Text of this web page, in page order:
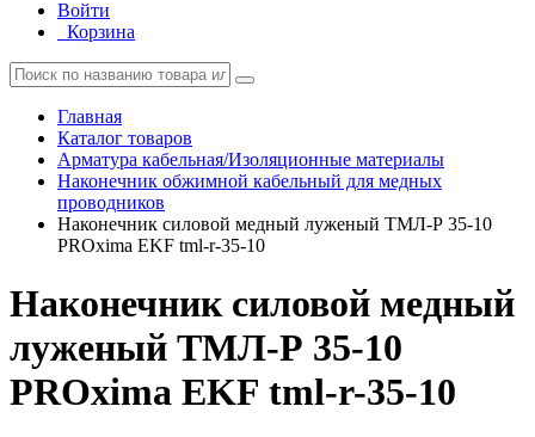
Войти
Корзина
Главная
Каталог товаров
Арматура кабельная/Изоляционные материалы
Наконечник обжимной кабельный для медных
проводников
Наконечник силовой медный луженый ТМЛ-Р 35-10
PROxima EKF tml-r-35-10
Наконечник силовой медный
луженый ТМЛ-Р 35-10
PROxima EKF tml-r-35-10